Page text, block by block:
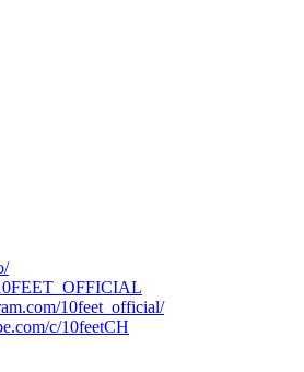
10feet_official/
c/10feetCH